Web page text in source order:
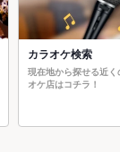
カラオケ検索
現在地から探せる近く
オケ店はコチラ！